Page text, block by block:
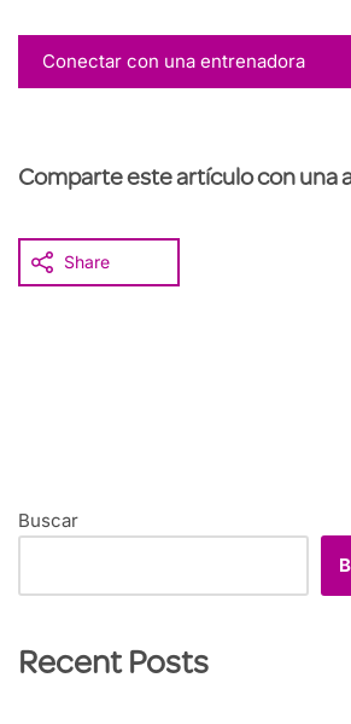
Conectar con una entrenadora
Comparte este artículo con una
Share
Buscar
Recent Posts